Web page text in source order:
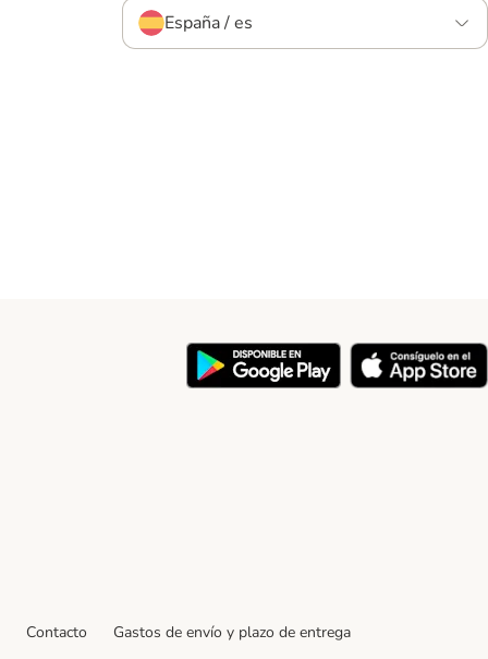
España / es
Contacto
Gastos de envío y plazo de entrega